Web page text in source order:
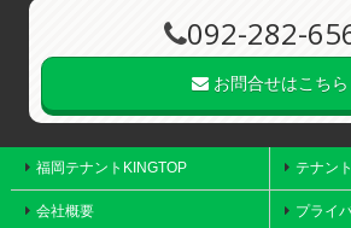
092-282-
お問合せはこちら
福岡テナントKINGTOP テナン
会社概要 プライ